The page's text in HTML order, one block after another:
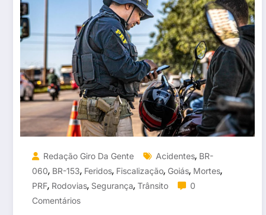
Redação Giro Da Gente Acidentes, BR-
060, BR-153, Feridos, Fiscalização, Goiás, Mortes,
PRF, Rodovias, Segurança, Trânsito
0
Comentários